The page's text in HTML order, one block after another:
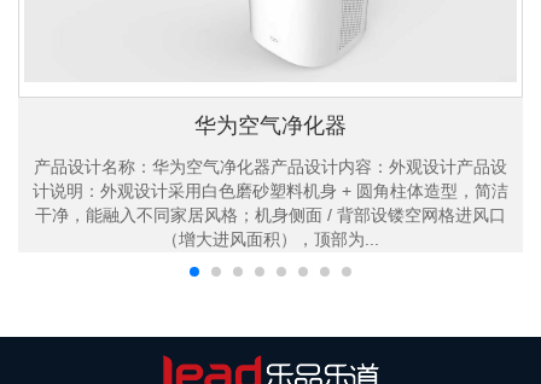
华为空气净化器
产品设计名称：华为空气净化器产品设计内容：外观设计产品设
计说明：外观设计采用白色磨砂塑料机身 + 圆角柱体造型，简洁
干净，能融入不同家居风格；机身侧面 / 背部设镂空网格进风口
（增大进风面积），顶部为...